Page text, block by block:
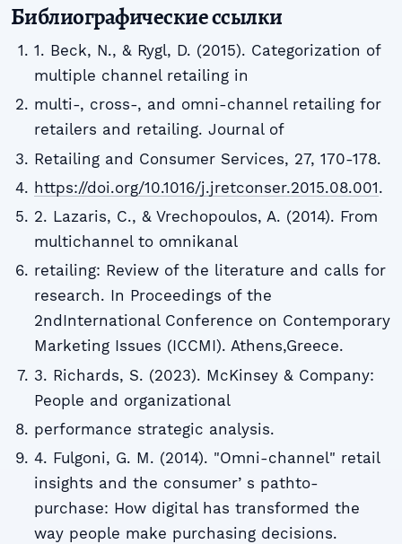
Библиографические ссылки
1. Beck, N., & Rygl, D. (2015). Categorization of
multiple channel retailing in
multi-, cross-, and omni-channel retailing for
retailers and retailing. Journal of
Retailing and Consumer Services, 27, 170-178.
https://doi.org/10.1016/j.jretconser.2015.08.001.
2. Lazaris, C., & Vrechopoulos, A. (2014). From
multichannel to omnikanal
retailing: Review of the literature and calls for
research. In Proceedings of the
2ndInternational Conference on Contemporary
Marketing Issues (ICCMI). Athens,Greece.
3. Richards, S. (2023). McKinsey & Company:
People and organizational
performance strategic analysis.
4. Fulgoni, G. M. (2014). "Omni-channel" retail
insights and the consumerʼs pathto-
purchase: How digital has transformed the
way people make purchasing decisions.